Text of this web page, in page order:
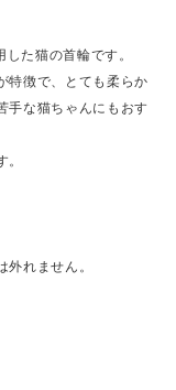
た猫の首輪です。
特徴で、とても柔らか
手な猫ちゃんにもおす
れません。